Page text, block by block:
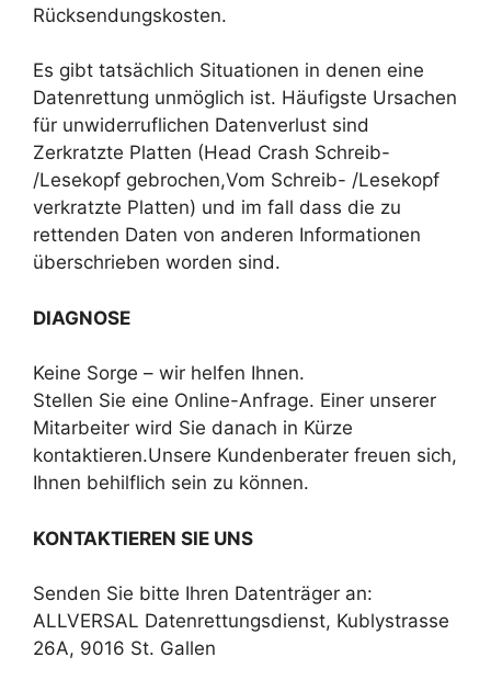
Rücksendungskosten.
Es gibt tatsächlich Situationen in denen eine
Datenrettung unmöglich ist. Häufigste Ursachen
für unwiderruflichen Datenverlust sind
Zerkratzte Platten (Head Crash Schreib-
/Lesekopf gebrochen,Vom Schreib- /Lesekopf
verkratzte Platten) und im fall dass die zu
rettenden Daten von anderen Informationen
überschrieben worden sind.
DIAGNOSE
Keine Sorge – wir helfen Ihnen.
Stellen Sie eine Online-Anfrage. Einer unserer
Mitarbeiter wird Sie danach in Kürze
kontaktieren.Unsere Kundenberater freuen sich,
Ihnen behilflich sein zu können.
KONTAKTIEREN SIE UNS
Senden Sie bitte Ihren Datenträger an:
ALLVERSAL Datenrettungsdienst, Kublystrasse
26A, 9016 St. Gallen